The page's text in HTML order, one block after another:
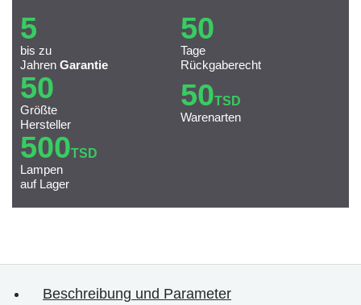
5
bis zu
Jahren Garantie
50
Tage
Rückgaberecht
50
Größte
Hersteller
50TSD
Warenarten
500TSD
Lampen
auf Lager
Beschreibung und Parameter